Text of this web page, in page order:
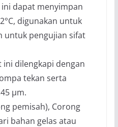
dapat menyimpan
digunakan untuk
untuk pengujian sifat
ini dilengkapi dengan
tekan serta
μm.
pemisah), Corong
bahan gelas atau